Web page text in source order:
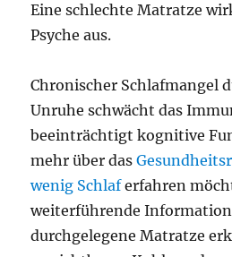
Eine schlechte Matratze
Psyche aus.
Chronischer Schlafmangel
Unruhe schwächt das
beeinträchtigt kognitive
mehr über das
wenig Schlaferfahren
weiterführende
durchgelegene Matratze